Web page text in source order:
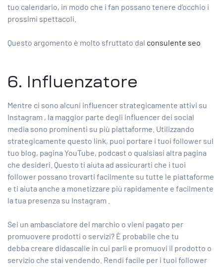
tuo calendario, in modo che i fan possano tenere d’occhio i
prossimi spettacoli.
Questo argomento è molto sfruttato dal consulente seo
6. Influenzatore
Mentre ci sono alcuni influencer strategicamente attivi su
Instagram , la maggior parte degli influencer dei social
media sono prominenti su più piattaforme. Utilizzando
strategicamente questo link, puoi portare i tuoi follower sul
tuo blog, pagina YouTube, podcast o qualsiasi altra pagina
che desideri. Questo ti aiuta ad assicurarti che i tuoi
follower possano trovarti facilmente su tutte le piattaforme
e ti aiuta anche a monetizzare più rapidamente e facilmente
la tua presenza su Instagram
Sei un ambasciatore del marchio o vieni pagato per
promuovere prodotti o servizi? È probabile che tu
debba creare didascalie in cui parli e promuovi il prodotto o
servizio che stai vendendo. Rendi facile per i tuoi follower